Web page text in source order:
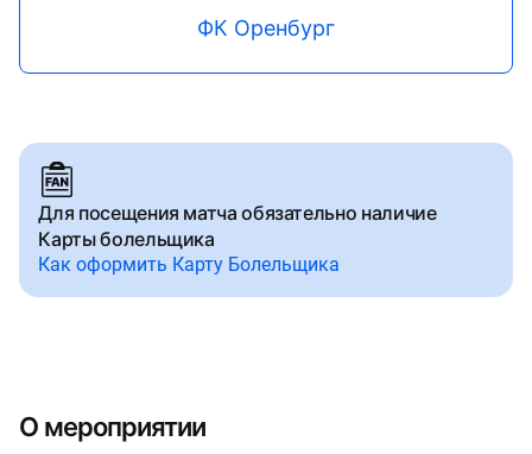
ФК Оренбург
Для посещения матча обязательно наличие
Карты болельщика
Как оформить Карту Болельщика
О мероприятии